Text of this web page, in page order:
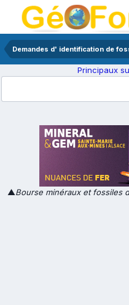
Demandes d' identification de
Principaux
▲Bourse minéraux et fossiles